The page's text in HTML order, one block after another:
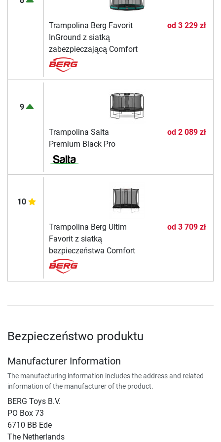
Trampolina Berg Favorit
InGround z siatką
zabezpieczającą Comfort
od 3 229 zł
9
Trampolina Salta
Premium Black Pro
od 2 089 zł
10
Trampolina Berg Ultim
Favorit z siatką
bezpieczeństwa Comfort
od 3 709 zł
Bezpieczeństwo produktu
Manufacturer Information
The manufacturing information includes the address and related
information of the manufacturer of the product.
BERG Toys B.V.
​PO Box 73
6710 BB Ede
The Netherlands